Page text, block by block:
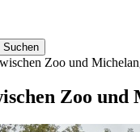
Zoo und
Zoo und